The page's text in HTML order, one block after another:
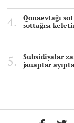
Qonaevtağı
sottağısı
Subsidiyalar
jauaptar